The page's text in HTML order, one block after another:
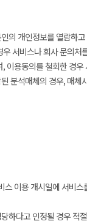
의 개인정보를 열람하
서비스나 회사 문의
이용동의를 철회한 경
분석매체의 경우, 매
이용 개시일에 서비
하다고 인정될 경우